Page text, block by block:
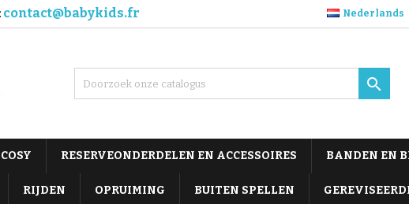
contact@babykids.fr Nederlands

RESERVEONDERDELEN EN ACCESSOIRES BANDEN EN
RIJDEN OPRUIMING BUITEN SPELLEN